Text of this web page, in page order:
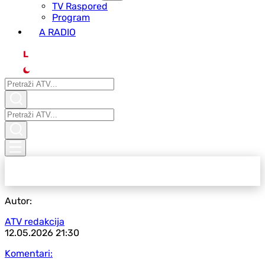
ТV Raspored
Program
A RADIO
L
Autor:
ATV redakcija
12.05.2026 21:30
Komentari: